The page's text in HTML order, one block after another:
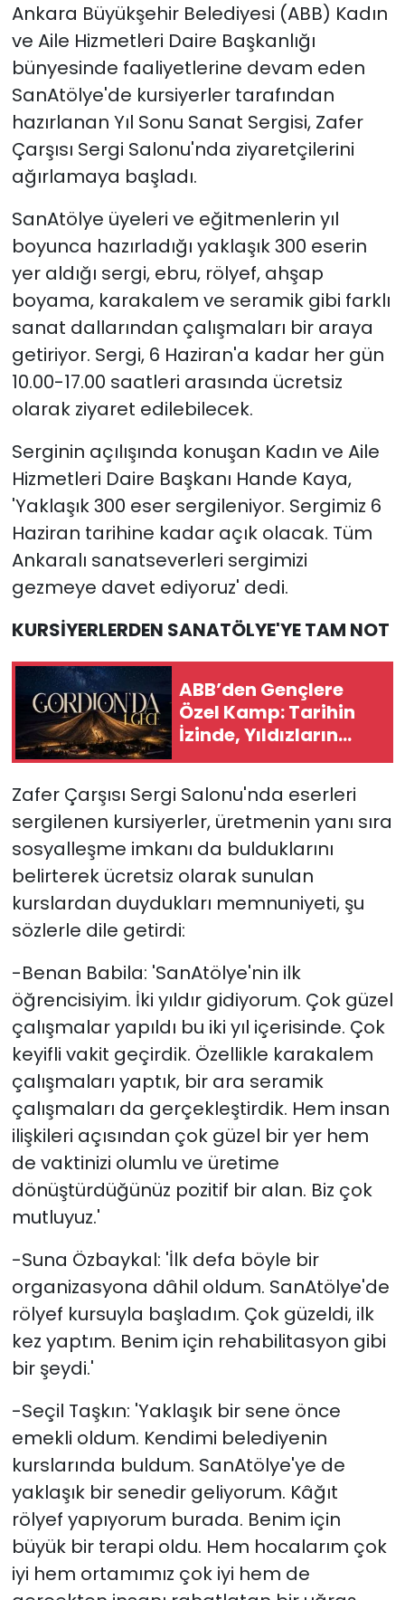
Ankara Büyükşehir Belediyesi (ABB) Kadın
ve Aile Hizmetleri Daire Başkanlığı
bünyesinde faaliyetlerine devam eden
SanAtölye'de kursiyerler tarafından
hazırlanan Yıl Sonu Sanat Sergisi, Zafer
Çarşısı Sergi Salonu'nda ziyaretçilerini
ağırlamaya başladı.
SanAtölye üyeleri ve eğitmenlerin yıl
boyunca hazırladığı yaklaşık 300 eserin
yer aldığı sergi, ebru, rölyef, ahşap
boyama, karakalem ve seramik gibi farklı
sanat dallarından çalışmaları bir araya
getiriyor. Sergi, 6 Haziran'a kadar her gün
10.00-17.00 saatleri arasında ücretsiz
olarak ziyaret edilebilecek.
Serginin açılışında konuşan Kadın ve Aile
Hizmetleri Daire Başkanı Hande Kaya,
'Yaklaşık 300 eser sergileniyor. Sergimiz 6
Haziran tarihine kadar açık olacak. Tüm
Ankaralı sanatseverleri sergimizi
gezmeye davet ediyoruz' dedi.
KURSİYERLERDEN SANATÖLYE'YE TAM NOT
ABB’den Gençlere
Özel Kamp: Tarihin
İzinde, Yıldızların
Altında Unutulmaz
Bir Deneyim
Zafer Çarşısı Sergi Salonu'nda eserleri
sergilenen kursiyerler, üretmenin yanı sıra
sosyalleşme imkanı da bulduklarını
belirterek ücretsiz olarak sunulan
kurslardan duydukları memnuniyeti, şu
sözlerle dile getirdi:
-Benan Babila: 'SanAtölye'nin ilk
öğrencisiyim. İki yıldır gidiyorum. Çok güzel
çalışmalar yapıldı bu iki yıl içerisinde. Çok
keyifli vakit geçirdik. Özellikle karakalem
çalışmaları yaptık, bir ara seramik
çalışmaları da gerçekleştirdik. Hem insan
ilişkileri açısından çok güzel bir yer hem
de vaktinizi olumlu ve üretime
dönüştürdüğünüz pozitif bir alan. Biz çok
mutluyuz.'
-Suna Özbaykal: 'İlk defa böyle bir
organizasyona dâhil oldum. SanAtölye'de
rölyef kursuyla başladım. Çok güzeldi, ilk
kez yaptım. Benim için rehabilitasyon gibi
bir şeydi.'
-Seçil Taşkın: 'Yaklaşık bir sene önce
emekli oldum. Kendimi belediyenin
kurslarında buldum. SanAtölye'ye de
yaklaşık bir senedir geliyorum. Kâğıt
rölyef yapıyorum burada. Benim için
büyük bir terapi oldu. Hem hocalarım çok
iyi hem ortamımız çok iyi hem de